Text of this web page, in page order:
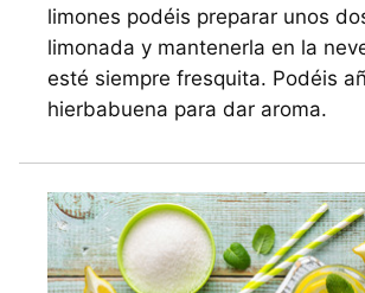
limones podéis preparar unos
limonada y mantenerla en la
esté siempre fresquita. Podéis
hierbabuena para dar aroma.